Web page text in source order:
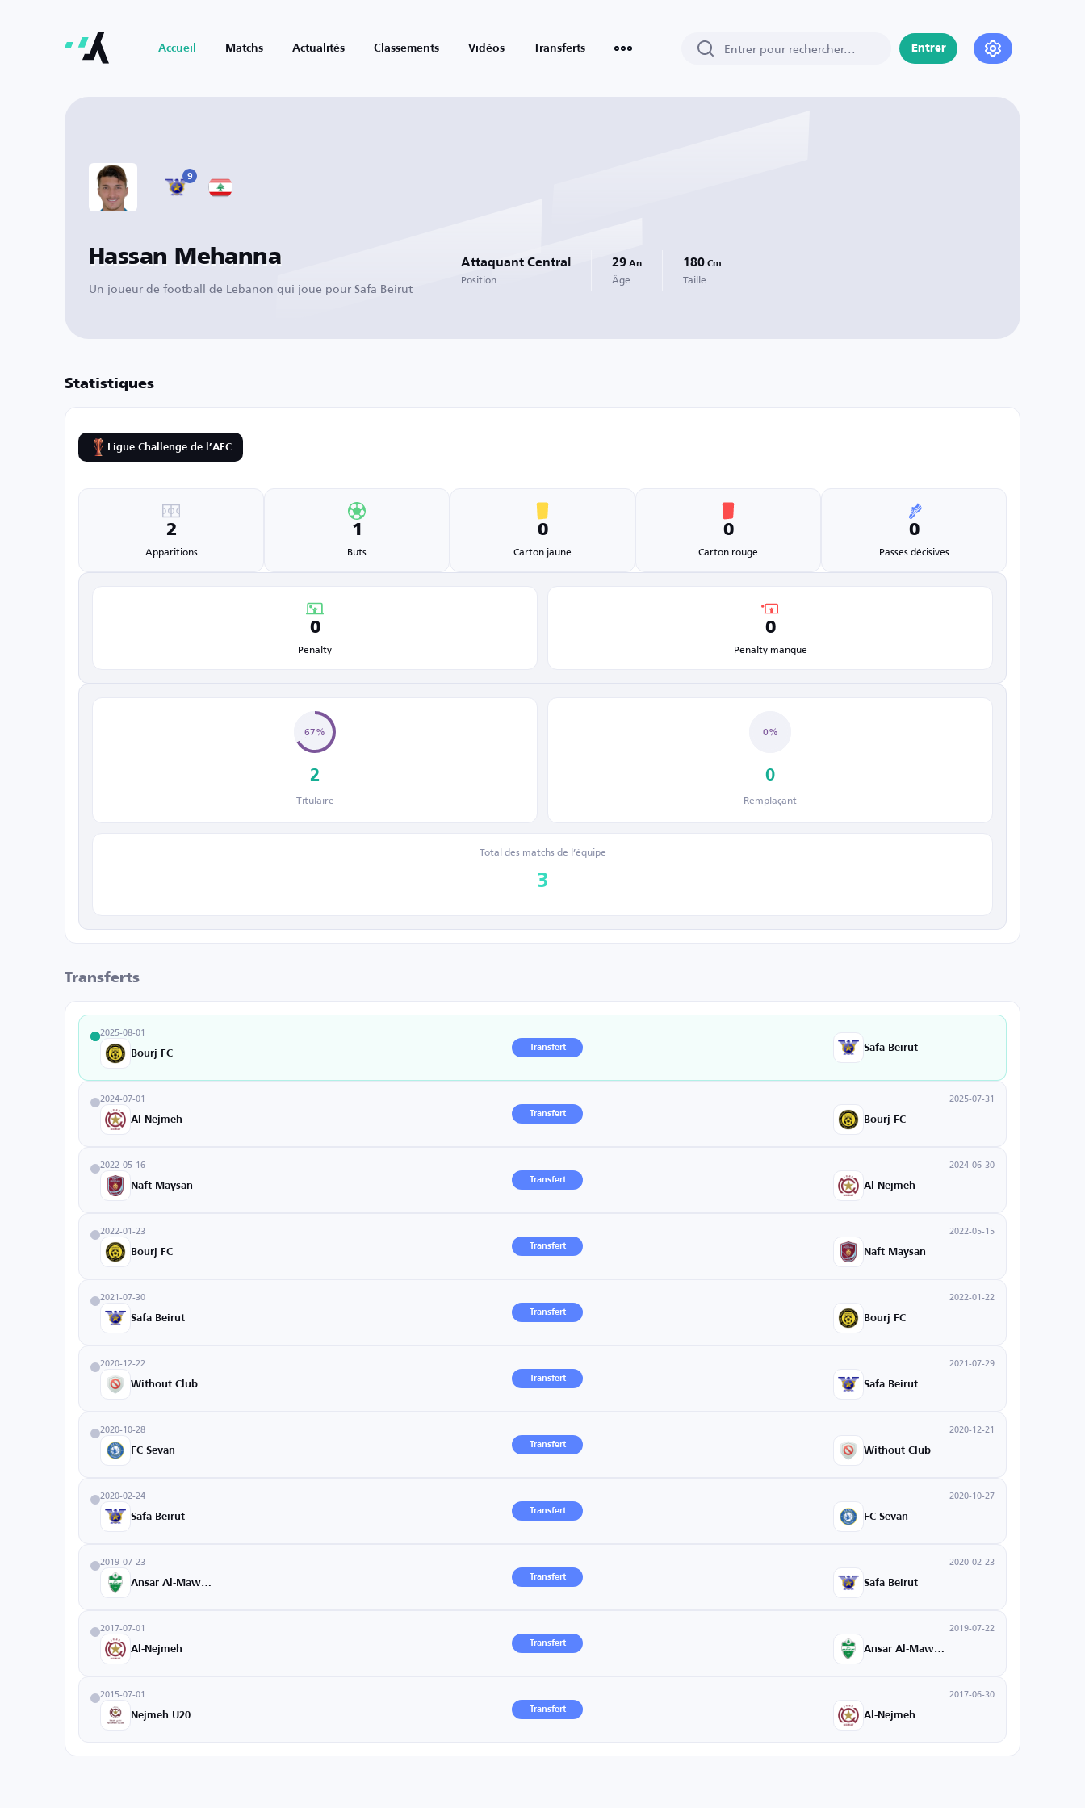
Accueil Matchs Actualités Classements Vidéos Transferts Entrer
9
Hassan Mehanna
Un joueur de football de Lebanon qui joue pour Safa Beirut
Attaquant Central
Position
29 An
Âge
180 Cm
Taille
Statistiques
Ligue Challenge de l’AFC
2
Apparitions
1
Buts
0
Carton jaune
0
Carton rouge
0
Passes décisives
0
Pénalty
0
Pénalty manqué
67%
2
Titulaire
0%
0
Remplaçant
Total des matchs de l’équipe
3
Transferts
2025-08-01
Bourj FC
Transfert Safa Beirut
2024-07-01
Al-Nejmeh
Transfert
2025-07-31
Bourj FC
2022-05-16
Naft Maysan
Transfert
2024-06-30
Al-Nejmeh
2022-01-23
Bourj FC
Transfert
2022-05-15
Naft Maysan
2021-07-30
Safa Beirut
Transfert
2022-01-22
Bourj FC
2020-12-22
Without Club
Transfert
2021-07-29
Safa Beirut
2020-10-28
FC Sevan
Transfert
2020-12-21
Without Club
2020-02-24
Safa Beirut
Transfert
2020-10-27
FC Sevan
2019-07-23
Transfert
2020-02-23
Safa Beirut
2017-07-01
Al-Nejmeh
Transfert
2019-07-22
2015-07-01
Nejmeh U20
Transfert
2017-06-30
Al-Nejmeh